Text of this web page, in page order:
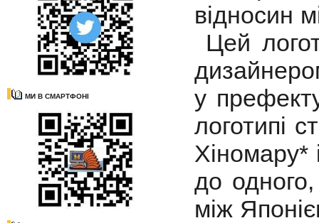
МИ В СМАРТФОНІ
відносин
Цей
у
логотипі
Хіномару*
до
між